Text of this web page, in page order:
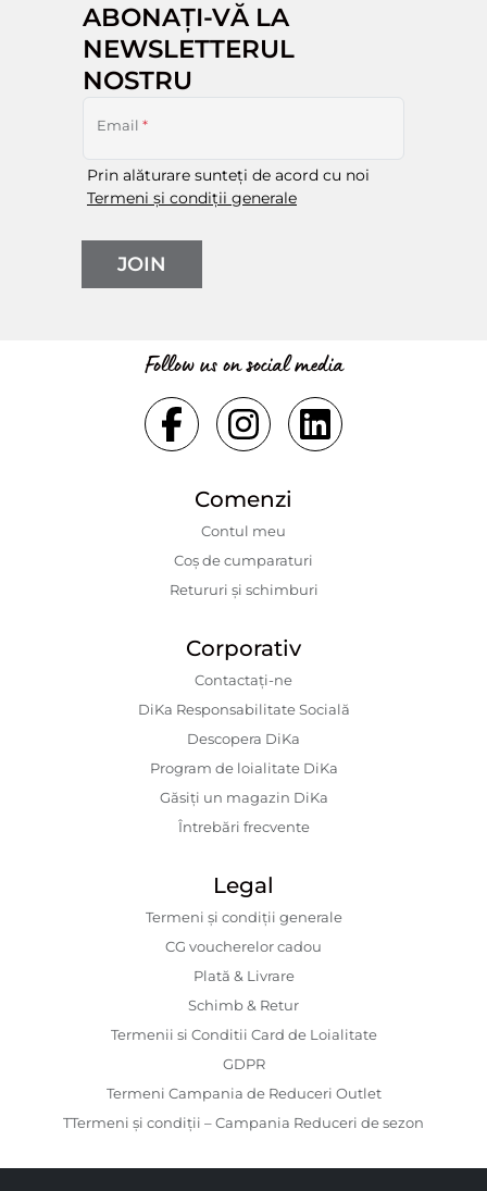
ABONAȚI-VĂ LA
NEWSLETTERUL
NOSTRU
Email *
Prin alăturare sunteți de acord cu noi
Termeni și condiții generale
JOIN
Follow us on social media
Comenzi
Contul meu
Coș de cumparaturi
Retururi și schimburi
Corporativ
Contactaţi-ne
DiKa Responsabilitate Socială
Descopera DiKa
Program de loialitate DiKa
Găsiți un magazin DiKa
Întrebări frecvente
Legal
Termeni și condiții generale
CG voucherelor cadou
Plată & Livrare
Schimb & Retur
Termenii si Conditii Card de Loialitate
GDPR
Termeni Campania de Reduceri Outlet
TTermeni și condiții – Campania Reduceri de sezon